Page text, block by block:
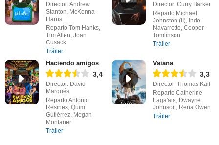
Director: Andrew
Stanton, McKenna
Harris
Reparto Tom Hanks,
Tim Allen, Joan
Cusack
Tráiler
Director: Curry Barker
Reparto Michael
Johnston (II), Inde
Navarrette, Cooper
Tomlinson
Tráiler
Haciendo amigos
3,4
Director: David
Marqués
Reparto Antonio
Resines, Quim
Gutiérrez, Megan
Montaner
Tráiler
Vaiana
3,3
Director: Thomas Kail
Reparto Catherine
Laga'aia, Dwayne
Johnson, Rena Owen
Tráiler